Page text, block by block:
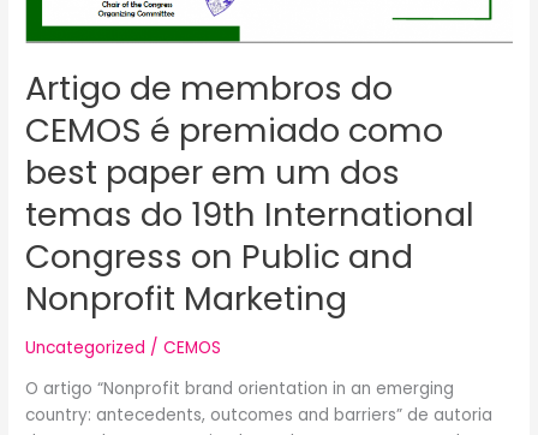
Artigo de membros do
CEMOS é premiado como
best paper em um dos
temas do 19th International
Congress on Public and
Nonprofit Marketing
Uncategorized /CEMOS
O artigo “Nonprofit brand orientation in an emerging
country: antecedents, outcomes and barriers” de autoria
dos
do
19th
International
Congress
on
Public
Nonprofit
Marketing